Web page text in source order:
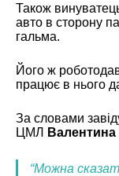
Також
авто в сторону
гальма.
Його ж
працює в нього
За словами
ЦМЛ Валентина
“Можна